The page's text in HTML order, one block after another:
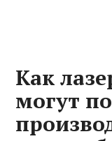
Как
могут